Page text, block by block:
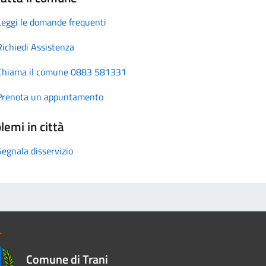
le domande frequenti
Assistenza
il comune 0883 581331
un appuntamento
in città
disservizio
Comune di Trani